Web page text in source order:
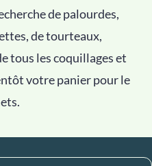
de palourdes,
de tourteaux,
tous les coquillages et
votre panier pour le